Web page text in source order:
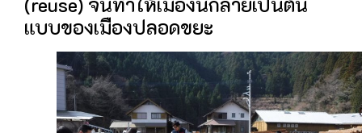
แบบของเมืองปลอดขยะ